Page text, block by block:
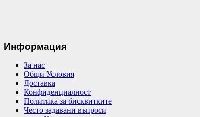
Информация
За нас
Общи Условия
Доставка
Конфиденциалност
Политика за бисквитките
Често задавани въпроси